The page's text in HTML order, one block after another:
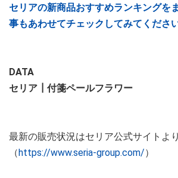
セリアの新商品おすすめランキングを
事もあわせてチェックしてみてください
DATA
セリア┃付箋ペールフラワー
最新の販売状況はセリア公式サイトよ
（https://www.seria-group.com/）